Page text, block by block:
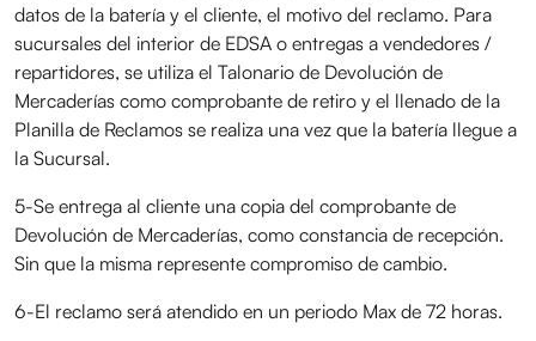
datos de la batería y el cliente, el motivo del reclamo. Para
sucursales del interior de EDSA o entregas a vendedores /
repartidores, se utiliza el Talonario de Devolución de
Mercaderías como comprobante de retiro y el llenado de la
Planilla de Reclamos se realiza una vez que la batería llegue a
la Sucursal.
5-Se entrega al cliente una copia del comprobante de
Devolución de Mercaderías, como constancia de recepción.
Sin que la misma represente compromiso de cambio.
6-El reclamo será atendido en un periodo Max de 72 horas.